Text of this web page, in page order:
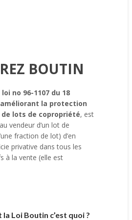
BOUTIN
loi no 96-1107 du 18
améliorant la protection
lots de copropriété, est
vendeur d’un lot de
fraction de lot) d’en
privative dans tous les
à la vente (elle est
Loi Boutin c’est quoi ?